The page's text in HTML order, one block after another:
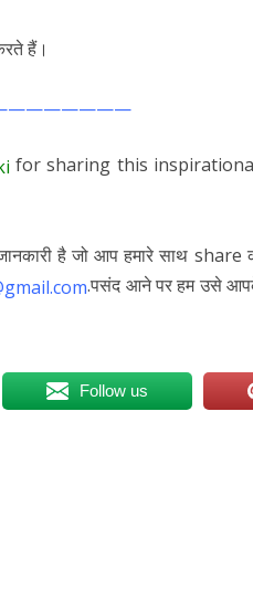
हैं।
for sharing this
है जो आप हमारे साथ share
.पसंद आने पर हम उसे
Follow us